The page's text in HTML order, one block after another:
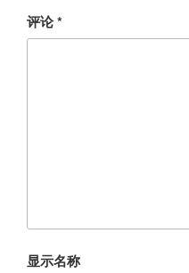
评论*
显示名称